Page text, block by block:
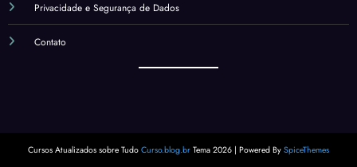
Privacidade e Segurança de Dados
Contato
Cursos Atualizados sobre Tudo Curso.blog.br Tema 2026 | Powered By SpiceThemes